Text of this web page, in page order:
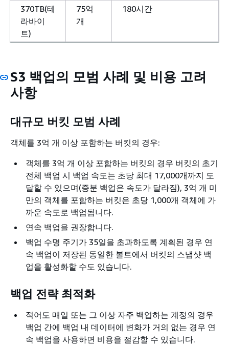
370TB(테
라바이
트)
75억
개
180시간
S3 백업의 모범 사례 및 비용 고려
사항
대규모 버킷 모범 사례
객체를 3억 개 이상 포함하는 버킷의 경우:
객체를 3억 개 이상 포함하는 버킷의 경우 버킷의 초기
전체 백업 시 백업 속도는 초당 최대 17,000개까지 도
달할 수 있으며(증분 백업은 속도가 달라짐), 3억 개 미
만의 객체를 포함하는 버킷은 초당 1,000개 객체에 가
까운 속도로 백업됩니다.
연속 백업을 권장합니다.
백업 수명 주기가 35일을 초과하도록 계획된 경우 연
속 백업이 저장된 동일한 볼트에서 버킷의 스냅샷 백
업을 활성화할 수도 있습니다.
백업 전략 최적화
적어도 매일 또는 그 이상 자주 백업하는 계정의 경우
백업 간에 백업 내 데이터에 변화가 거의 없는 경우 연
속 백업을 사용하면 비용을 절감할 수 있습니다.